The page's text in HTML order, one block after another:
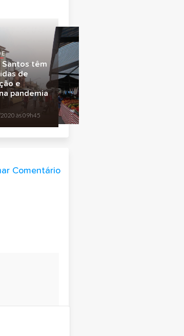
Santos têm
de
e
pandemia
às 09h45
Comentário